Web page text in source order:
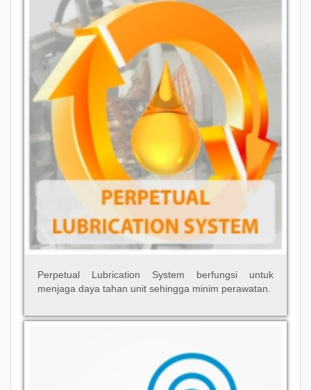
Perpetual Lubrication System berfungsi untuk
menjaga daya tahan unit sehingga minim perawatan.